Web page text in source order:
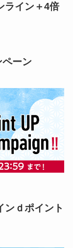
ライン＋4倍
ペーン
ンｄポイント